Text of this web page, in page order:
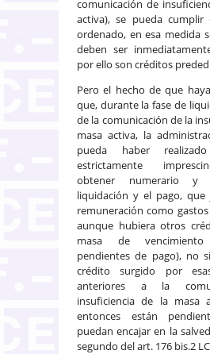
comunicación de
activa), se pueda cumplir
ordenado, en esa medida
deben ser
por ello son créditos
Pero el hecho de que
que, durante la fase de
de la comunicación de la
masa activa, la
pueda haber realizado
estrictamente
obtener numerario y
liquidación y el pago, que
remuneración como
aunque hubiera otros
masa de
pendientes de pago), no
crédito surgido por
anteriores a la
insuficiencia de la masa
entonces están
puedan encajar en la
segundo del art. 176 bis.2